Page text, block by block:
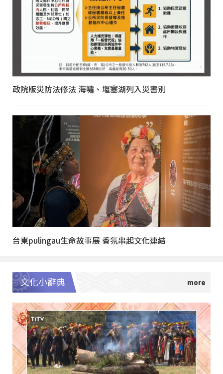
政院版災防法修法 海嘯、堰塞湖列入災害別
台東pulingau生命故事展 香氛串起文化連結
文化小辭典